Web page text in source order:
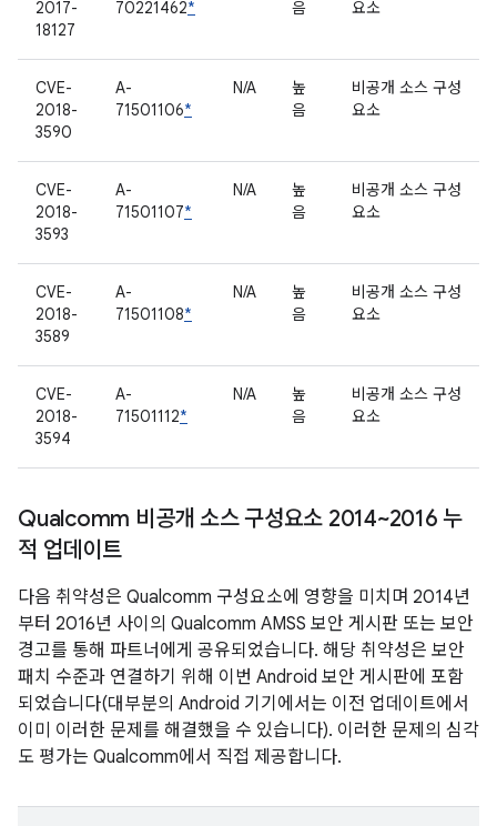
2017-
18127
70221462* 음 요소
CVE-
2018-
3590
A-
71501106*
N/A
높
음
비공개 소스 구성
요소
CVE-
2018-
3593
A-
71501107*
N/A
높
음
비공개 소스 구성
요소
CVE-
2018-
3589
A-
71501108*
N/A
높
음
비공개 소스 구성
요소
CVE-
2018-
3594
A-
71501112*
N/A
높
음
비공개 소스 구성
요소
Qualcomm 비공개 소스 구성요소 2014~2016 누
적 업데이트
다음 취약성은 Qualcomm 구성요소에 영향을 미치며 2014년
부터 2016년 사이의 Qualcomm AMSS 보안 게시판 또는 보안
경고를 통해 파트너에게 공유되었습니다. 해당 취약성은 보안
패치 수준과 연결하기 위해 이번 Android 보안 게시판에 포함
되었습니다(대부분의 Android 기기에서는 이전 업데이트에서
이미 이러한 문제를 해결했을 수 있습니다). 이러한 문제의 심각
도 평가는 Qualcomm에서 직접 제공합니다.